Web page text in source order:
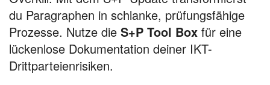
du Paragraphen in schlanke, prüfungsfähige
Prozesse. Nutze die S+P Tool Box für eine
lückenlose Dokumentation deiner IKT-
Drittparteienrisiken.